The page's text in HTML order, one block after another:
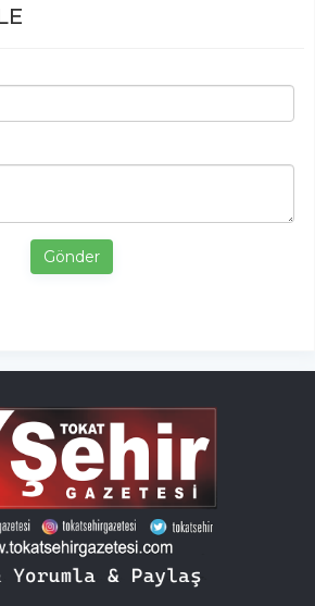
Gönder